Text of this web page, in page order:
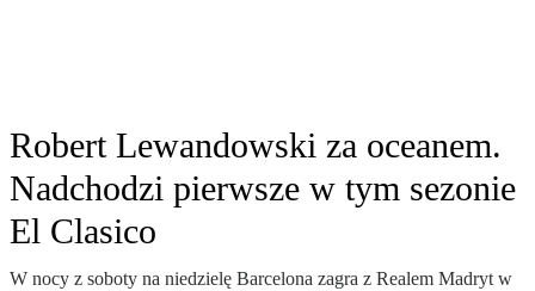
Robert Lewandowski za oceanem.
Nadchodzi pierwsze w tym sezonie
El Clasico
W nocy z soboty na niedzielę Barcelona zagra z Realem Madryt w